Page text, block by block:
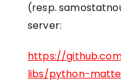
(resp.
server:
https://
libs/python-